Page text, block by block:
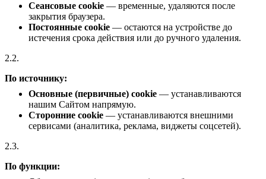
Сеансовые cookie — временные, удаляются после
закрытия браузера.
Постоянные cookie — остаются на устройстве до
истечения срока действия или до ручного удаления.
2.2.
По источнику:
Основные (первичные) cookie — устанавливаются
нашим Сайтом напрямую.
Сторонние cookie — устанавливаются внешними
сервисами (аналитика, реклама, виджеты соцсетей).
2.3.
По функции: